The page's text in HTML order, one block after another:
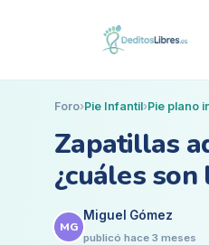
Foro›Pie Infantil›Pie plano
Zapatillas
¿cuáles
MG
Miguel Gómez
publicó hace 3 meses